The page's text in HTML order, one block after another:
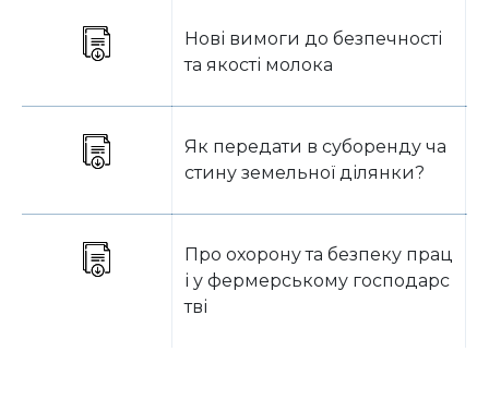
Нові вимоги до безпечності
та якості молока
Як передати в суборенду ча
стину земельної ділянки?
Про охорону та безпеку прац
і у фермерському господарс
тві